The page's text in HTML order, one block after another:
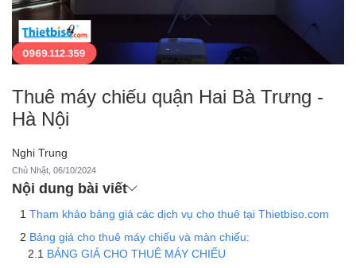
Thuê máy chiếu quận Hai Bà Trưng -
Hà Nội
Nghi Trung
Chủ Nhật, 06/10/2024
Nội dung bài viết
Tham khảo bảng giá các dịch vụ cho thuê tại Thietbiso.com
Bảng giá cho thuê máy chiếu và màn chiếu:
BẢNG GIÁ CHO THUÊ MÁY CHIẾU